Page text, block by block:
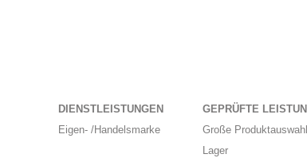
DIENSTLEISTUNGEN
Eigen- /Handelsmarke
GEPRÜFTE
Große
Lager